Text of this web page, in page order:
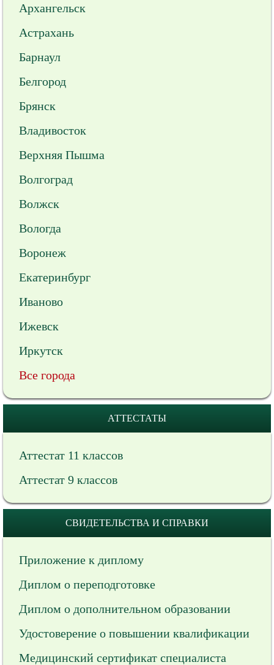
Архангельск
Астрахань
Барнаул
Белгород
Брянск
Владивосток
Верхняя Пышма
Волгоград
Волжск
Вологда
Воронеж
Екатеринбург
Иваново
Ижевск
Иркутск
Все города
АТТЕСТАТЫ
Аттестат 11 классов
Аттестат 9 классов
СВИДЕТЕЛЬСТВА И СПРАВКИ
Приложение к диплому
Диплом о переподготовке
Диплом о дополнительном образовании
Удостоверение о повышении квалификации
Медицинский сертификат специалиста